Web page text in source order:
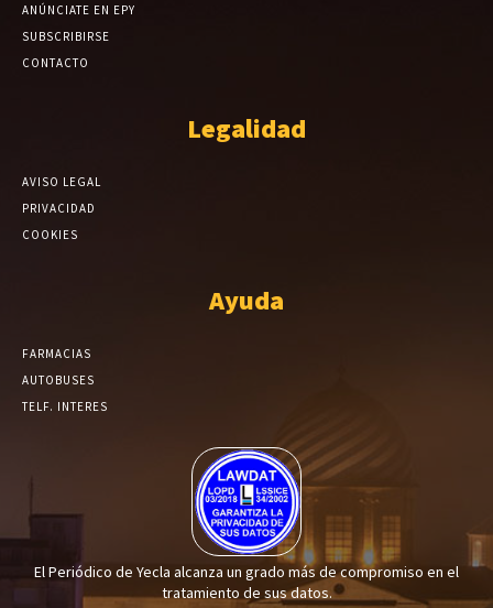
ANÚNCIATE EN EPY
SUBSCRIBIRSE
CONTACTO
Legalidad
AVISO LEGAL
PRIVACIDAD
COOKIES
Ayuda
FARMACIAS
AUTOBUSES
TELF. INTERES
El Periódico de Yecla alcanza un grado más de compromiso en el
tratamiento de sus datos.